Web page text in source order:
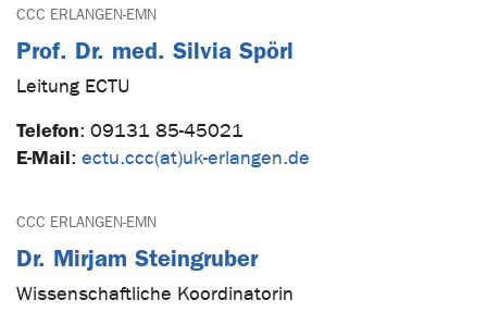
CCC ERLANGEN-EMN
Prof. Dr. med. Silvia Spörl
Leitung ECTU
Telefon: 09131 85-45021
E-Mail: ectu.ccc(at)uk-erlangen.de
CCC ERLANGEN-EMN
Dr. Mirjam Steingruber
Wissenschaftliche Koordinatorin